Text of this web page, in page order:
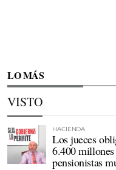
LO MÁS
VISTO
HACIENDA
Los jueces
6.400
pensionistas